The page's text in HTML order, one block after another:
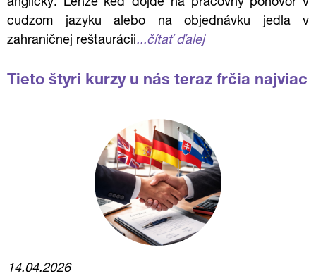
anglicky. Lenže keď dôjde na pracovný pohovor v
cudzom jazyku alebo na objednávku jedla v
zahraničnej reštaurácii...čítať ďalej
Tieto štyri kurzy u nás teraz frčia najviac
14.04.2026